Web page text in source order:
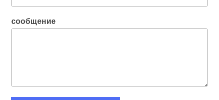
сообщение